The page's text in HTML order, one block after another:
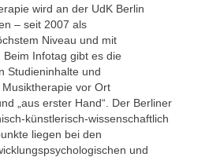
wird an der UdK Berlin
– seit 2007 als
Niveau und mit
Infotag gibt es die
Studieninhalte und
vor Ort
„aus erster Hand“. Der Berliner
künstlerisch-wissenschaftlich
liegen bei den
und